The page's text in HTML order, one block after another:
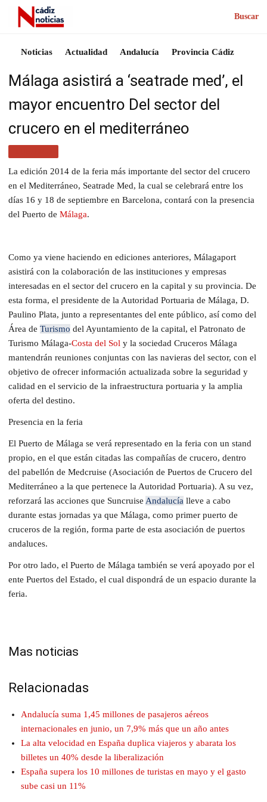
Buscar
Noticias Actualidad Andalucía Provincia Cádiz
Málaga asistirá a ‘seatrade med’, el
mayor encuentro Del sector del
crucero en el mediterráneo
La edición 2014 de la feria más importante del sector del crucero
en el Mediterráneo, Seatrade Med, la cual se celebrará entre los
días 16 y 18 de septiembre en Barcelona, contará con la presencia
del Puerto de Málaga.
Como ya viene haciendo en ediciones anteriores, Málagaport
asistirá con la colaboración de las instituciones y empresas
interesadas en el sector del crucero en la capital y su provincia. De
esta forma, el presidente de la Autoridad Portuaria de Málaga, D.
Paulino Plata, junto a representantes del ente público, así como del
Área de Turismo del Ayuntamiento de la capital, el Patronato de
Turismo Málaga-Costa del Sol y la sociedad Cruceros Málaga
mantendrán reuniones conjuntas con las navieras del sector, con el
objetivo de ofrecer información actualizada sobre la seguridad y
calidad en el servicio de la infraestructura portuaria y la amplia
oferta del destino.
Presencia en la feria
El Puerto de Málaga se verá representado en la feria con un stand
propio, en el que están citadas las compañías de crucero, dentro
del pabellón de Medcruise (Asociación de Puertos de Crucero del
Mediterráneo a la que pertenece la Autoridad Portuaria). A su vez,
reforzará las acciones que Suncruise Andalucía lleve a cabo
durante estas jornadas ya que Málaga, como primer puerto de
cruceros de la región, forma parte de esta asociación de puertos
andaluces.
Por otro lado, el Puerto de Málaga también se verá apoyado por el
ente Puertos del Estado, el cual dispondrá de un espacio durante la
feria.
Mas noticias
Relacionadas
Andalucía suma 1,45 millones de pasajeros aéreos
internacionales en junio, un 7,9% más que un año antes
La alta velocidad en España duplica viajeros y abarata los
billetes un 40% desde la liberalización
España supera los 10 millones de turistas en mayo y el gasto
sube casi un 11%